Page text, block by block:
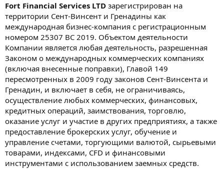
Fort Financial Services LTD зарегистрирован на
территории Сент-Винсент и Гренадины как
международная бизнес-компания с регистрационным
номером 25307 BC 2019. Объектом деятельности
Компании является любая деятельность, разрешенная
Законом о международных коммерческих компаниях
(включая внесенные поправки), Главой 149
пересмотренных в 2009 году законов Сент-Винсента и
Гренадин, и включает в себя, не ограничиваясь,
осуществление любых коммерческих, финансовых,
кредитных операций, заимствования, торговлю,
оказание услуг и участие в других предприятиях, а также
предоставление брокерских услуг, обучение и
управление счетами, торгующими валютой, сырьевыми
товарами, индексами, CFD и финансовыми
инструментами с использованием заемных средств.